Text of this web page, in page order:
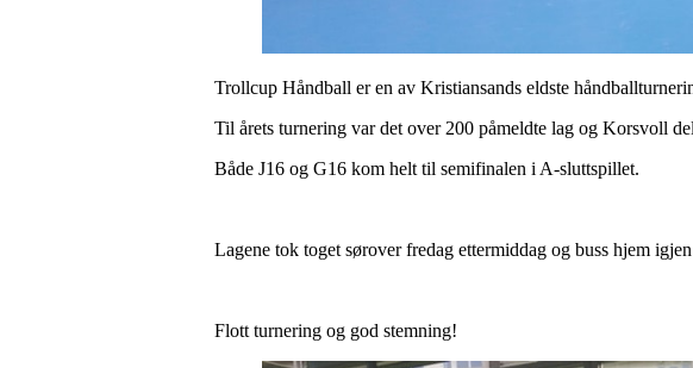
Trollcup Håndball er en av Kristiansands eldste
Til årets turnering var det over 200 påmeldte lag og Korsvoll
Både J16 og G16 kom helt til semifinalen i A-sluttspillet.
Lagene tok toget sørover fredag ettermiddag og buss hjem
Flott turnering og god stemning!